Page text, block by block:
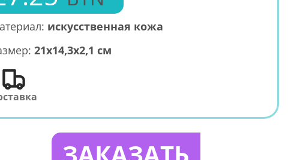
искусственная кожа
21х14,3х2,1 см